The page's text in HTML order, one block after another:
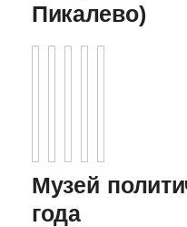
Пикалево)
Музей
года